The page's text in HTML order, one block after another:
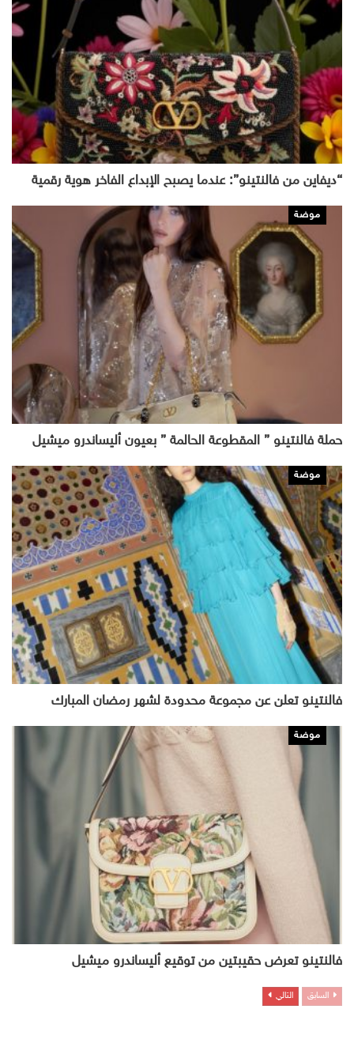
“ديفاين من فالنتينو”: عندما يصبح الإبداع الفاخر هوية رقمية
موضة
حملة فالنتينو ” المقطوعة الحالمة ” بعيون أليساندرو ميشيل
موضة
فالنتينو تعلن عن مجموعة محدودة لشهر رمضان المبارك
موضة
فالنتينو تعرض حقيبتين من توقيع أليساندرو ميشيل
السابق التالي